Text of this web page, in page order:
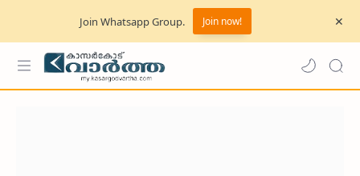
Join Whatsapp Group. Join now!